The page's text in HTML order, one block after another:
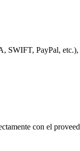
SWIFT, PayPal,
con el